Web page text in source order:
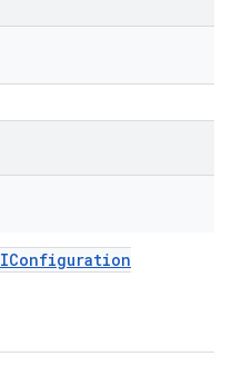
IConfiguration